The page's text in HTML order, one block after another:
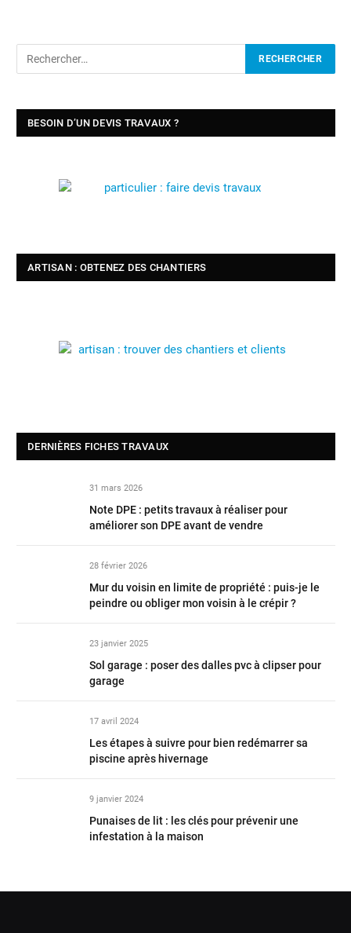
BESOIN D’UN DEVIS TRAVAUX ?
ARTISAN : OBTENEZ DES CHANTIERS
DERNIÈRES FICHES TRAVAUX
31 mars 2026
Note DPE : petits travaux à réaliser pour
améliorer son DPE avant de vendre
28 février 2026
Mur du voisin en limite de propriété : puis-je le
peindre ou obliger mon voisin à le crépir ?
23 janvier 2025
Sol garage : poser des dalles pvc à clipser pour
garage
17 avril 2024
Les étapes à suivre pour bien redémarrer sa
piscine après hivernage
9 janvier 2024
Punaises de lit : les clés pour prévenir une
infestation à la maison